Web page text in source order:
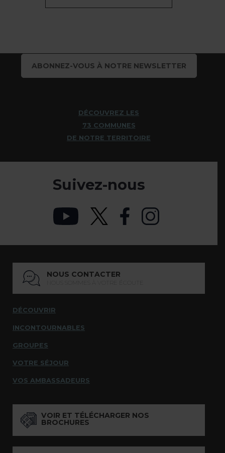
ABONNEZ-VOUS À NOTRE NEWSLETTER
DÉCOUVREZ LES
73 COMMUNES
DE NOTRE TERRITOIRE
Suivez-nous
NOUS CONTACTER
DÉCOUVRIR
INCONTOURNABLES
GROUPES
VOTRE SÉJOUR
VOS AMBASSADEURS
VOIR ET TÉLÉCHARGER NOS
BROCHURES